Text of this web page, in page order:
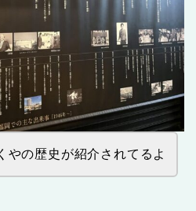
やの歴史が紹介されてるよ